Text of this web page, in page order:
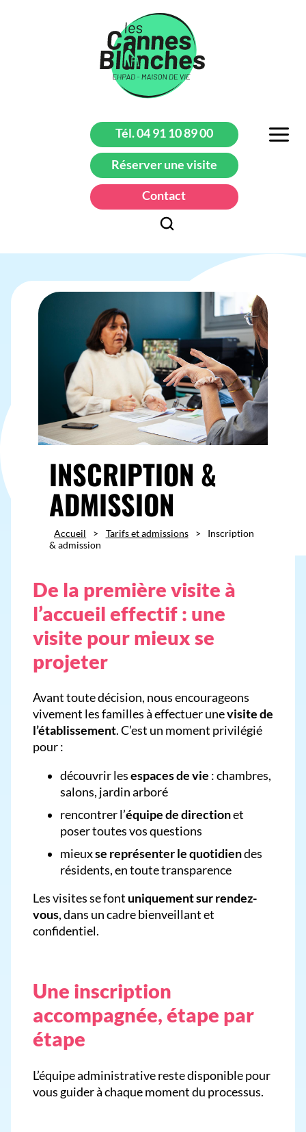
Tél. 04 91 10 89 00
Réserver une visite
Contact
INSCRIPTION &
ADMISSION
Accueil > Tarifs et admissions >
Inscription
& admission
De la première visite à
l’accueil effectif : une
visite pour mieux se
projeter
Avant toute décision, nous encourageons
vivement les familles à effectuer unevisite de
l’établissement. C’est un moment privilégié
pour :
découvrir lesespaces de vie : chambres,
salons, jardin arboré
rencontrer l’équipe de directionet
poser toutes vos questions
mieuxse représenter le quotidiendes
résidents, en toute transparence
Les visites se font uniquement sur rendez-
vous, dans un cadre bienveillant et
confidentiel.
Une inscription
accompagnée, étape par
étape
L’équipe administrative reste disponible pour
vous guider à chaque moment du processus.